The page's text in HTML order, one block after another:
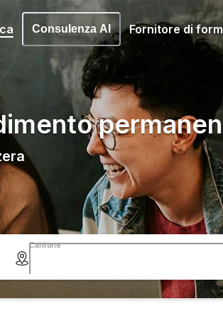
Consulenza AI Fornitore di
Cantone